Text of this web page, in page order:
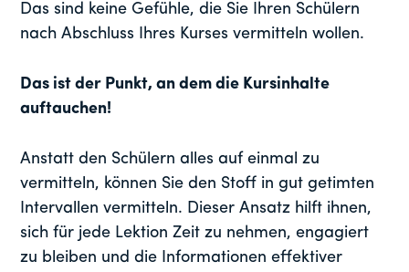
Das sind keine Gefühle, die Sie Ihren Schülern
nach Abschluss Ihres Kurses vermitteln wollen.
Das ist der Punkt, an dem die Kursinhalte
auftauchen!
Anstatt den Schülern alles auf einmal zu
vermitteln, können Sie den Stoff in gut getimten
Intervallen vermitteln. Dieser Ansatz hilft ihnen,
sich für jede Lektion Zeit zu nehmen, engagiert
zu bleiben und die Informationen effektiver